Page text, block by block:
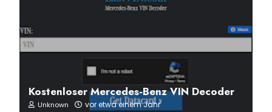
Kostenloser Mercedes-Benz VIN Decoder
Unknown vor etwa einem Jahr